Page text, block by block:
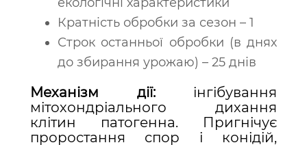
Кратність обробки за сезон – 1
Строк останньої обробки (в днях
до збирання урожаю) – 25 днів
Механізм дії:інгібування
мітохондріального дихання
клітин патогенна. Пригнічує
проростання спор і конідій,